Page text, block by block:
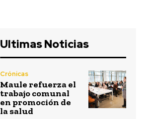
Ultimas Noticias
Crónicas
Maule refuerza el
trabajo comunal
en promoción de
la salud